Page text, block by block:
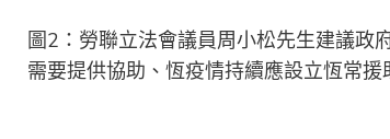
圖2：勞聯立法會議員周小松先生建議政
需要提供協助、恆疫情持續應設立恆常援